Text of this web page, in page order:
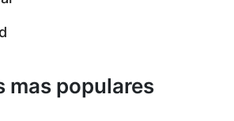
mas populares